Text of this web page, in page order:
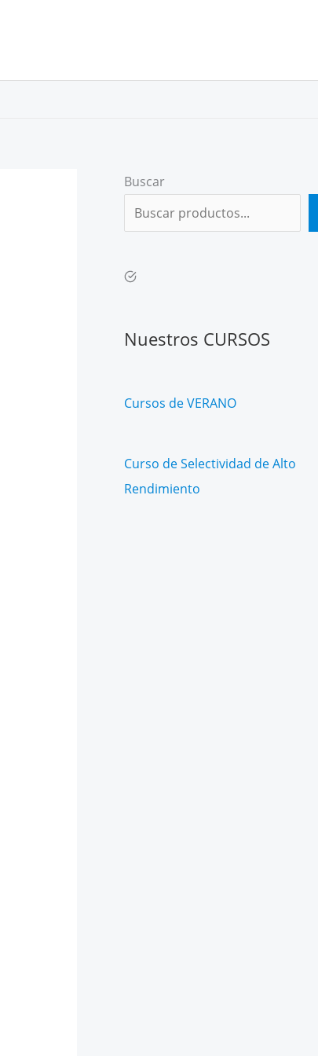
Buscar
Nuestros CURSOS
Cursos de VERANO
Curso de Selectividad de Alto
Rendimiento